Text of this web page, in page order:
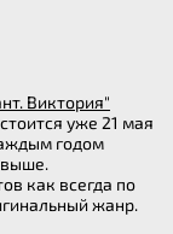
Виктория"
уже 21 мая
годом
выше.
как всегда по
жанр.